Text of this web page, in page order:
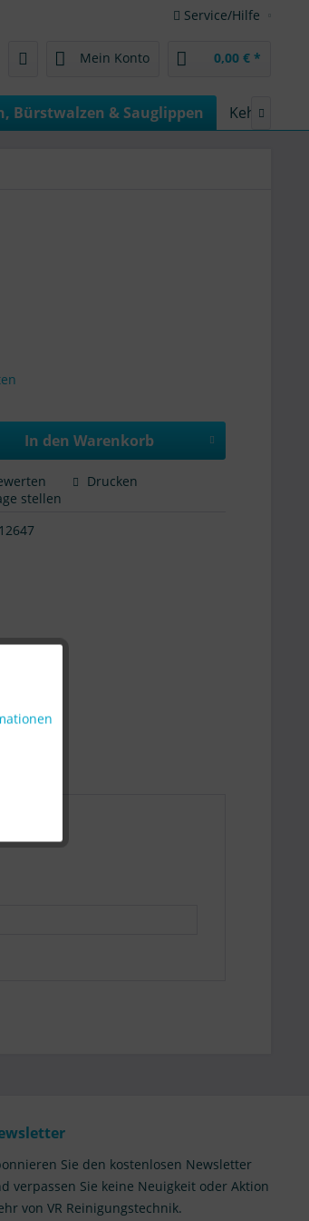
Service/Hilfe
Mein Konto 0,00 € *
Bürstwalzen & Sauglippen 
In den Warenkorb
Drucken
stellen
Sie den kostenlosen Newsletter
verpassen Sie keine Neuigkeit oder Aktion
von VR Reinigungstechnik.